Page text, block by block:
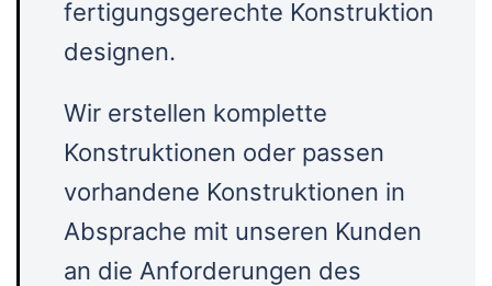
fertigungsgerechte Konstruktion
designen.
Wir erstellen komplette
Konstruktionen oder passen
vorhandene Konstruktionen in
Absprache mit unseren Kunden
an die Anforderungen des